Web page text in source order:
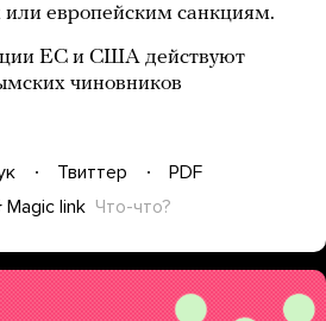
европейским санкциям.
ЕС и США действуют
чиновников
Твиттер
PDF
Magic link Что-что?